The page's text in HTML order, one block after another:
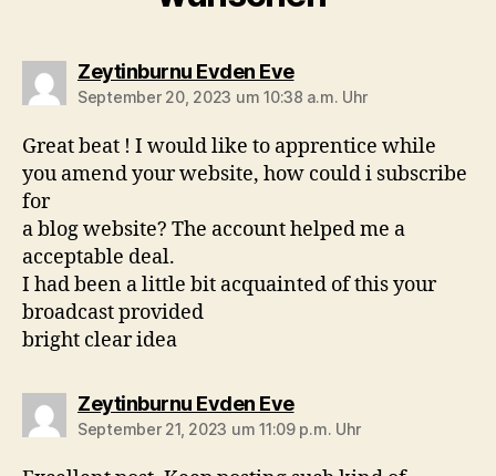
Zeytinburnu Evden Evesagt:
September 20, 2023 um 10:38 a.m. Uhr
Great beat ! I would like to apprentice while
you amend your website, how could i subscribe
for
a blog website? The account helped me a
acceptable deal.
I had been a little bit acquainted of this your
broadcast provided
bright clear idea
Zeytinburnu Evden Evesagt:
September 21, 2023 um 11:09 p.m. Uhr